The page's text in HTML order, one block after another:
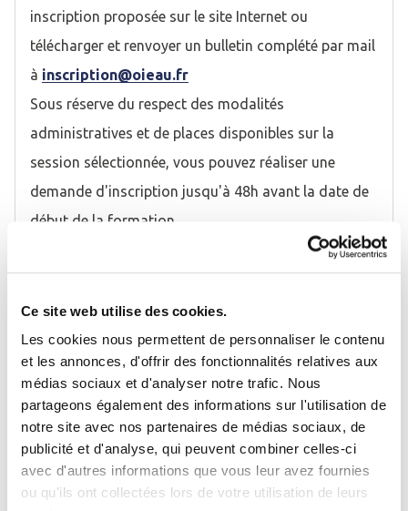
Ce site web utilise des cookies.
Les cookies nous permettent de personnaliser le contenu
et les annonces, d'offrir des fonctionnalités relatives aux
médias sociaux et d'analyser notre trafic. Nous
partageons également des informations sur l'utilisation de
notre site avec nos partenaires de médias sociaux, de
publicité et d'analyse, qui peuvent combiner celles-ci
avec d'autres informations que vous leur avez fournies
ou qu'ils ont collectées lors de votre utilisation de leurs
inscription proposée sur le site Internet ou
télécharger et renvoyer un bulletin complété par mail
à inscription@oieau.fr
Sous réserve du respect des modalités
administratives et de places disponibles sur la
session sélectionnée, vous pouvez réaliser une
demande d'inscription jusqu'à 48h avant la date de
début de la formation.
Les formations inter-entreprises sont confirmées en
moyenne 4 à 5 semaines avant leur date d'ouverture,
par l'envoi d'une convocation, sous réserve d'un
nombre suffisant de participants (Cf. nos Conditions
Générales de Vente). Pour plus d'informations sur les
modalités d'accès et pour nous contacter : 05 55 11
Se connecter
J'ai déjà un compte
Adresse email *